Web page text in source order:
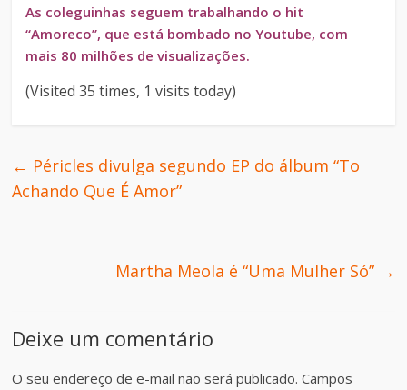
As coleguinhas seguem trabalhando o hit
“Amoreco”, que está bombado no Youtube, com
mais 80 milhões de visualizações.
(Visited 35 times, 1 visits today)
← Péricles divulga segundo EP do álbum “To
Achando Que É Amor”
Martha Meola é “Uma Mulher Só” →
Deixe um comentário
O seu endereço de e-mail não será publicado. Campos